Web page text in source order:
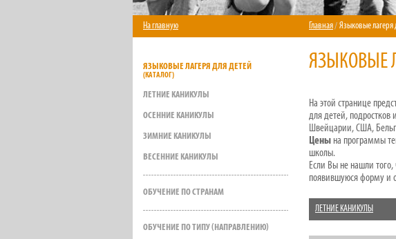
На главную Главная Языковые лагеря
ЯЗЫКОВЫЕ ЛАГЕРЯ ДЛЯ ДЕТЕЙ
ЛЕТНИЕ КАНИКУЛЫ
ОСЕННИЕ КАНИКУЛЫ
ЗИМНИЕ КАНИКУЛЫ
ВЕСЕННИЕ КАНИКУЛЫ
ОБУЧЕНИЕ ПО СТРАНАМ
ОБУЧЕНИЕ ПО ТИПУ (НАПРАВЛЕНИЮ)
ЯЗЫКОВЫЕ
На этой странице
для детей,
Швейцарии, США,
Цены на программы
школы.
Если Вы не нашли
появившуюся форму и
ЛЕТНИЕ КАНИКУЛЫ